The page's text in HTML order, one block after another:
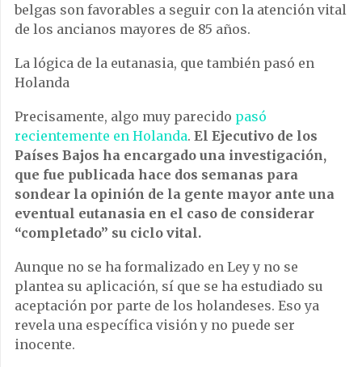
belgas son favorables a seguir con la atención vital
de los ancianos mayores de 85 años.
La lógica de la eutanasia, que también pasó en
Holanda
Precisamente, algo muy parecido pasó
recientemente en Holanda. El Ejecutivo de los
Países Bajos ha encargado una investigación,
que fue publicada hace dos semanas para
sondear la opinión de la gente mayor ante una
eventual eutanasia en el caso de considerar
“completado” su ciclo vital.
Aunque no se ha formalizado en Ley y no se
plantea su aplicación, sí que se ha estudiado su
aceptación por parte de los holandeses. Eso ya
revela una específica visión y no puede ser
inocente.